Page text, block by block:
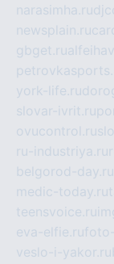
narasimha.ru
newsplain.ru
gbget.ru
york-life.ru
slovar-ivrit.ru
ovucontrol.ru
ru-industriya.ru
belgorod-day.ru
medic-today.ru
teensvoice.ru
eva-elfie.ru
veslo-i-yakor.ru